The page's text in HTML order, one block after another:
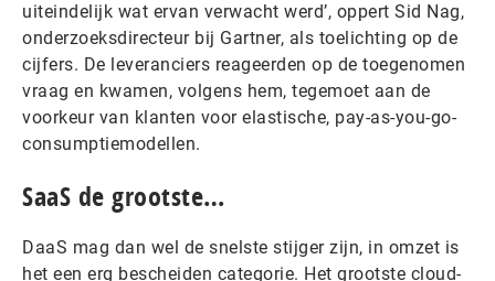
uiteindelijk wat ervan verwacht werd’, oppert Sid Nag,
onderzoeksdirecteur bij Gartner, als toelichting op de
cijfers. De leveranciers reageerden op de toegenomen
vraag en kwamen, volgens hem, tegemoet aan de
voorkeur van klanten voor elastische, pay-as-you-go-
consumptiemodellen.
SaaS de grootste…
DaaS mag dan wel de snelste stijger zijn, in omzet is
het een erg bescheiden categorie. Het grootste cloud-